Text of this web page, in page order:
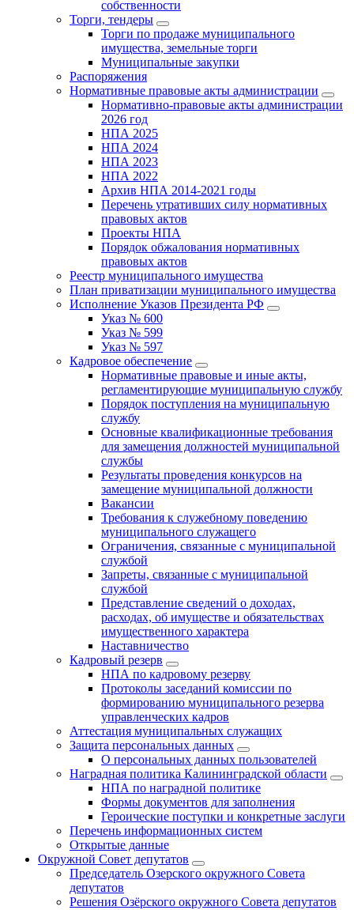
собственности
Торги, тендеры
Торги по продаже муниципального
имущества, земельные торги
Муниципальные закупки
Распоряжения
Нормативные правовые акты администрации
Нормативно-правовые акты администрации
2026 год
НПА 2025
НПА 2024
НПА 2023
НПА 2022
Архив НПА 2014-2021 годы
Перечень утративших силу нормативных
правовых актов
Проекты НПА
Порядок обжалования нормативных
правовых актов
Реестр муниципального имущества
План приватизации муниципального имущества
Исполнение Указов Президента РФ
Указ № 600
Указ № 599
Указ № 597
Кадровое обеспечение
Нормативные правовые и иные акты,
регламентирующие муниципальную службу
Порядок поступления на муниципальную
службу
Основные квалификационные требования
для замещения должностей муниципальной
службы
Результаты проведения конкурсов на
замещение муниципальной должности
Вакансии
Требования к служебному поведению
муниципального служащего
Ограничения, связанные с муниципальной
службой
Запреты, связанные с муниципальной
службой
Представление сведений о доходах,
расходах, об имуществе и обязательствах
имущественного характера
Наставничество
Кадровый резерв
НПА по кадровому резерву
Протоколы заседаний комиссии по
формированию муниципального резерва
управленческих кадров
Аттестация муниципальных служащих
Защита персональных данных
О персональных данных пользователей
Наградная политика Калининградской области
НПА по наградной политике
Формы документов для заполнения
Героические поступки и конкретные заслуги
Перечень информационных систем
Открытые данные
Окружной Совет депутатов
Председатель Озерского окружного Совета
депутатов
Решения Озёрского окружного Совета депутатов